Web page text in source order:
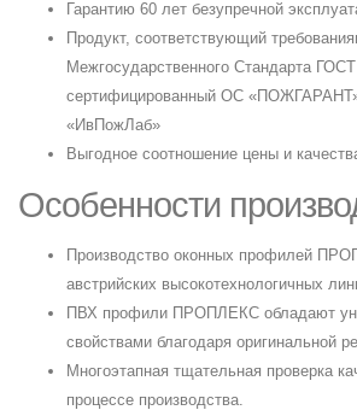
Гарантию 60 лет безупречной
Продукт, соответствующий
Межгосударственного Стандарта
сертифицированный ОС
«ИвПожЛаб»
Выгодное соотношение цены и
Особенности
Производство оконных профилей
австрийских высокотехнологичных
ПВХ профили ПРОПЛЕКС обладают
свойствами благодаря оригинальной
Многоэтапная тщательная проверка
процессе производства.